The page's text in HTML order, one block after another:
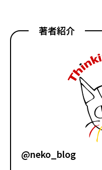
著者紹介
@neko_blog